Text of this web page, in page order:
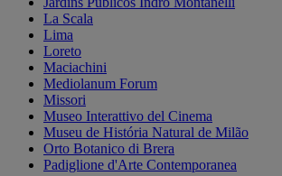
La Scala
Lima
Loreto
Maciachini
Mediolanum Forum
Missori
Museo Interattivo del Cinema
Museu de História Natural de Milão
Orto Botanico di Brera
Padiglione d'Arte Contemporanea